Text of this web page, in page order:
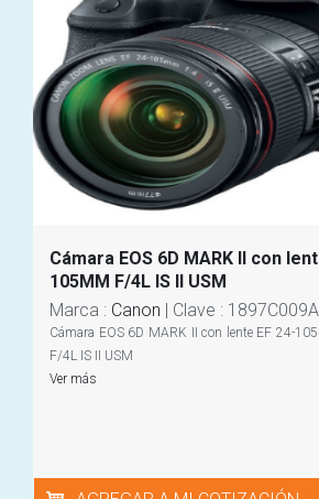
Cámara EOS 6D MARK II con
105MM F/4L IS II USM
Marca : Canon | Clave :
Cámara EOS 6D MARK II con lente EF 24-
F/4L IS II USM
Ver más